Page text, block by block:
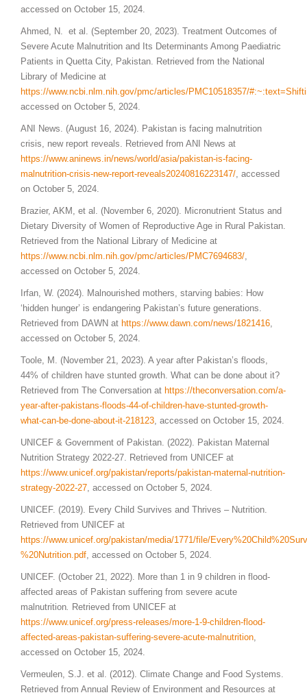
accessed on October 15, 2024.
Ahmed, N. et al. (September 20, 2023). Treatment Outcomes of
Severe Acute Malnutrition and Its Determinants Among Paediatric
Patients in Quetta City, Pakistan. Retrieved from the National
Library of Medicine at
https://www.ncbi.nlm.nih.gov/pmc/articles/PMC10518357/
accessed on October 5, 2024.
ANI News. (August 16, 2024). Pakistan is facing malnutrition
crisis, new report reveals. Retrieved from ANI News at
https://www.aninews.in/news/world/asia/pakistan-is-facing-
malnutrition-crisis-new-report-reveals20240816223147/ , accessed
on October 5, 2024.
Brazier, AKM, et al. (November 6, 2020). Micronutrient Status and
Dietary Diversity of Women of Reproductive Age in Rural Pakistan.
Retrieved from the National Library of Medicine at
https://www.ncbi.nlm.nih.gov/pmc/articles/PMC7694683/
accessed on October 5, 2024.
Irfan, W. (2024). Malnourished mothers, starving babies: How
‘hidden hunger’ is endangering Pakistan’s future generations.
Retrieved from DAWN at https://www.dawn.com/news/1821416
accessed on October 5, 2024.
Toole, M. (November 21, 2023). A year after Pakistan’s floods,
44% of children have stunted growth. What can be done about it?
Retrieved from The Conversation at https://theconversation.com/a-
year-after-pakistans-floods-44-of-children-have-stunted-growth-
what-can-be-done-about-it-218123 , accessed on October 15, 2024.
UNICEF & Government of Pakistan. (2022). Pakistan Maternal
Nutrition Strategy 2022-27. Retrieved from UNICEF at
https://www.unicef.org/pakistan/reports/pakistan-maternal-nutrition-
strategy-2022-27 , accessed on October 5, 2024.
UNICEF. (2019). Every Child Survives and Thrives – Nutrition.
Retrieved from UNICEF at
https://www.unicef.org/pakistan/media/1771/file/
%20Nutrition.pdf , accessed on October 5, 2024.
UNICEF. (October 21, 2022). More than 1 in 9 children in flood-
affected areas of Pakistan suffering from severe acute
malnutrition Retrieved from UNICEF at
https://www.unicef.org/press-releases/more-1-9-children-flood-
affected-areas-pakistan-suffering-severe-acute-malnutrition
accessed on October 15, 2024.
Vermeulen, S.J. et al. (2012). Climate Change and Food Systems.
Retrieved from Annual Review of Environment and Resources at